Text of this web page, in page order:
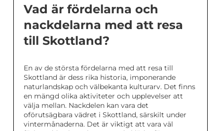
Vad är fördelarna och
nackdelarna med att resa
till Skottland?
En av de största fördelarna med att resa till
Skottland är dess rika historia, imponerande
naturlandskap och välbekanta kulturarv. Det finns
en mängd olika aktiviteter och upplevelser att
välja mellan. Nackdelen kan vara det
oförutsägbara vädret i Skottland, särskilt under
vintermånaderna. Det är viktigt att vara väl